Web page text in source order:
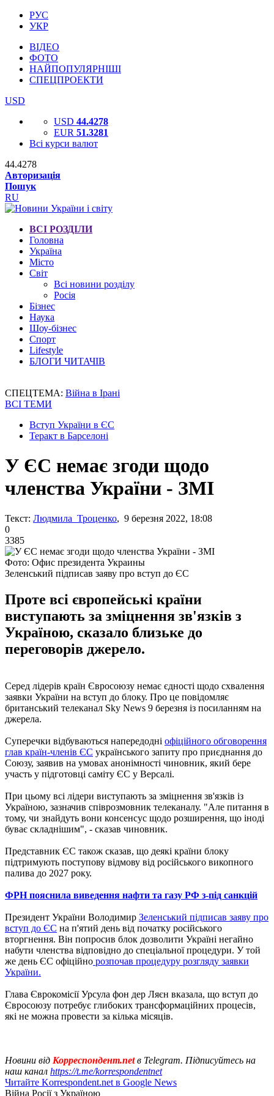
РУС
УКР
ВІДЕО
ФОТО
НАЙПОПУЛЯРНІШІ
СПЕЦПРОЕКТИ
USD
USD 44.4278
EUR 51.3281
Всі курси валют
44.4278
Авторизація
Пошук
RU
ВСІ РОЗДІЛИ
Головна
Україна
Місто
Світ
Всі новини розділу
Росія
Бізнес
Наука
Шоу-бізнес
Спорт
Lifestyle
БЛОГИ ЧИТАЧІВ
СПЕЦТЕМА: Війна в Ірані
ВСІ ТЕМИ
Вступ України в ЄС
Теракт в Барселоні
У ЄС немає згоди щодо
членства України - ЗМІ
Текст: Людмила Троценко, 9 березня 2022, 18:08
0
3385
Фото: Офис президента Украины
Зеленський підписав заяву про вступ до ЄС
Проте всі європейські країни
виступають за зміцнення зв'язків з
Україною, сказало близьке до
переговорів джерело.
Серед лідерів країн Євросоюзу немає єдності щодо схвалення
заявки України на вступ до блоку. Про це повідомляє
британський телеканал Sky News 9 березня із посиланням на
джерела.
Суперечки відбуваються напередодні офіційного обговорення
глав країн-членів ЄС українського запиту про приєднання до
Cоюзу, заявив на умовах анонімності чиновник, який бере
участь у підготовці саміту ЄС у Версалі.
При цьому всі лідери виступають за зміцнення зв'язків із
Україною, зазначив співрозмовник телеканалу. "Але питання в
тому, чи знайдуть вони консенсус щодо розширення, що іноді
буває складнішим", - сказав чиновник.
Представник ЄС також сказав, що деякі країни блоку
підтримують поступову відмову від російського викопного
палива до 2027 року.
ФРН пояснила виведення нафти та газу РФ з-під санкцій
Президент України Володимир Зеленський підписав заяву про
вступ до ЄС на п'ятий день від початку російського
вторгнення. Він попросив блок дозволити Україні негайно
набути членства відповідно до спеціальної процедури. У той
же день ЄС офіційно розпочав процедуру розгляду заявки
України.
Глава Єврокомісії Урсула фон дер Ляєн вказала, що вступ до
Євросоюзу потребує глибоких трансформаційних процесів,
які не можна провести за кілька місяців.
Новини від Корреспондент.netв Telegram. Підписуйтесь на
наш канал https://t.me/korrespondentnet
Читайте Korrespondent.net в Google News
Війна Росії з Україною